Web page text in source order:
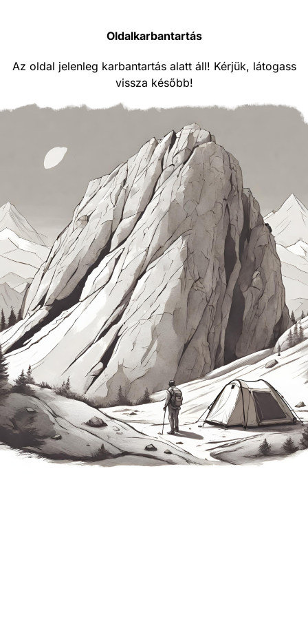
Oldalkarbantartás
Az oldal jelenleg karbantartás alatt áll! Kérjük, látogass
vissza később!